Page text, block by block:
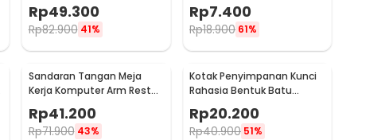
Rp49.300
Rp82.900 41%
Rp7.400
Rp18.900 61%
Sandaran Tangan Meja
Kerja Komputer Arm Rest
Rp41.200
Rp71.900 43%
Kotak Penyimpanan Kunci
Rahasia Bentuk Batu
Rp20.200
Rp40.900 51%